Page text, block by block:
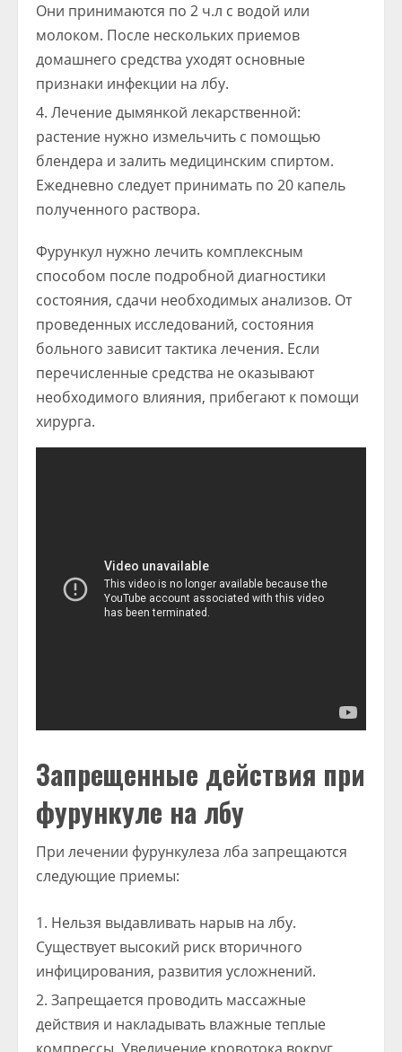
Они принимаются по 2 ч.л с водой или
молоком. После нескольких приемов
домашнего средства уходят основные
признаки инфекции на лбу.
Лечение дымянкой лекарственной:
растение нужно измельчить с помощью
блендера и залить медицинским спиртом.
Ежедневно следует принимать по 20 капель
полученного раствора.
Фурункул нужно лечить комплексным
способом после подробной диагностики
состояния, сдачи необходимых анализов. От
проведенных исследований, состояния
больного зависит тактика лечения. Если
перечисленные средства не оказывают
необходимого влияния, прибегают к помощи
хирурга.
Запрещенные действия при
фурункуле на лбу
При лечении фурункулеза лба запрещаются
следующие приемы:
Нельзя выдавливать нарыв на лбу.
Существует высокий риск вторичного
инфицирования, развития усложнений.
Запрещается проводить массажные
действия и накладывать влажные теплые